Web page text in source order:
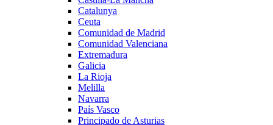
Catalunya
Ceuta
Comunidad de Madrid
Comunidad Valenciana
Extremadura
Galicia
La Rioja
Melilla
Navarra
País Vasco
Principado de Asturias